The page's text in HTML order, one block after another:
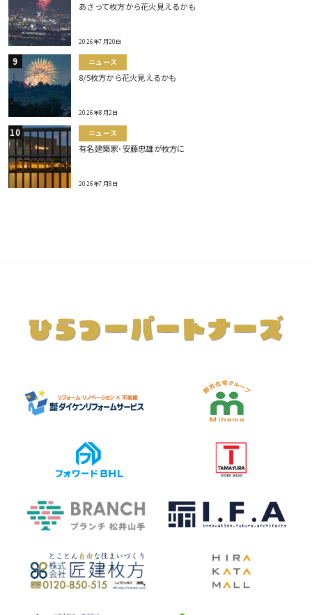
あさって枚方から花火見えるかも
2026年7月20日
ニュース
8/5枚方から花火見えるかも
2026年8月2日
ニュース
有名建築家･安藤忠雄が枚方に
2026年7月8日